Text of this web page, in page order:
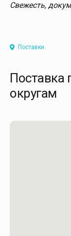
Свежесть,
Поставки
Поставка
округам